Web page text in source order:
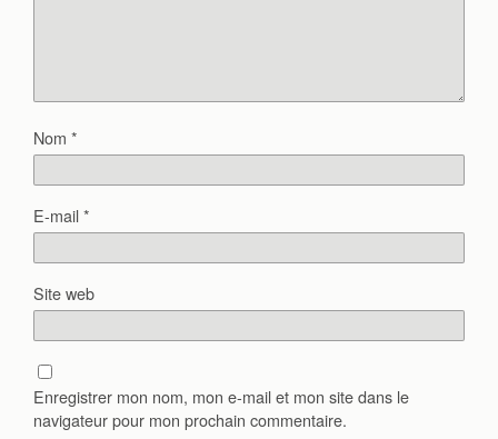
Nom *
E-mail*
Site web
Enregistrer mon nom, mon e-mail et mon site dans le
navigateur pour mon prochain commentaire.